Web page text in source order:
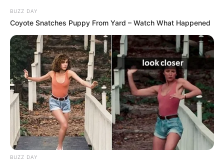
BUZZ DAY
Coyote Snatches Puppy From Yard – Watch What Happened
BUZZ DAY